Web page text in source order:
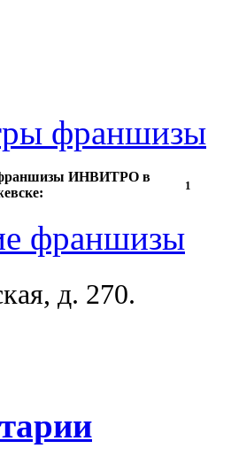
франшизы
франшизы ИНВИТРО в
1
франшизы
д. 270.